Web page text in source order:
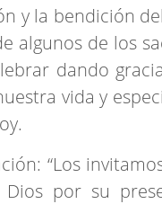
y la bendición
algunos de los
dando
vida y
“Los
por su